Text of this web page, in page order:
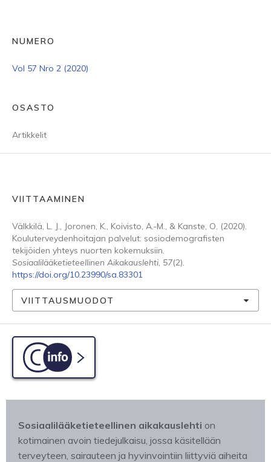
NUMERO
Vol 57 Nro 2 (2020)
OSASTO
Artikkelit
VIITTAAMINEN
Välkkilä, L. J., Joronen, K., Koivisto, A.-M., & Kanste, O. (2020).
Kouluterveydenhoitajan palvelut: sosiodemografisten
tekijöiden yhteys nuorten kokemuksiin.
Sosiaalilääketieteellinen Aikakauslehti, 57(2).
https://doi.org/10.23990/sa.83301
VIITTAUSMUODOT
C-info
Sosiaalilääketieteellinen aikakauslehti on
kotimainen avoin tiedejulkaisu, jossa käsitellään
terveyteen, sairauteen ja hyvinvointiin liittyviä aiheita